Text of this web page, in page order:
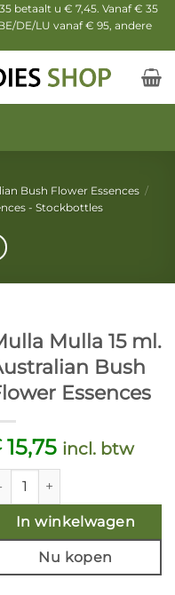
betaalt u € 7,45. Vanaf € 35
DE/LU vanaf € 95, andere
Bush Flower Essences /
- Stockbottles
Mulla 15 ml.
Bush
Essences
15,75 incl. btw
Mulla 15 ml. Australian
In winkelwagen
Nu kopen